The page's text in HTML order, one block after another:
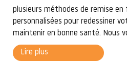
plusieurs méthodes de remise
personnalisées pour redessiner
maintenir en bonne santé. Nous
Lire plus